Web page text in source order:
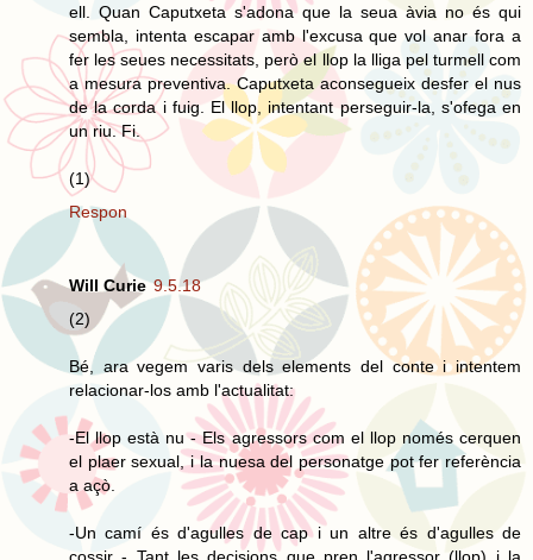
ell. Quan Caputxeta s'adona que la seua àvia no és qui
sembla, intenta escapar amb l'excusa que vol anar fora a
fer les seues necessitats, però el llop la lliga pel turmell com
a mesura preventiva. Caputxeta aconsegueix desfer el nus
de la corda i fuig. El llop, intentant perseguir-la, s'ofega en
un riu. Fi.
(1)
Respon
Will Curie 9.5.18
(2)
Bé, ara vegem varis dels elements del conte i intentem
relacionar-los amb l'actualitat:
-El llop està nu - Els agressors com el llop només cerquen
el plaer sexual, i la nuesa del personatge pot fer referència
a açò.
-Un camí és d'agulles de cap i un altre és d'agulles de
cossir - Tant les decisions que pren l'agressor (llop) i la